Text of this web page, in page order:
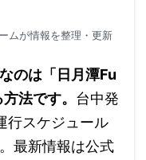
ムが情報を整理・更新
のは「日月潭Fu
法です。 台中発
行スケジュール
最新情報は公式